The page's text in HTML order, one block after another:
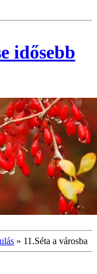
idősebb
» 11.Séta a városba